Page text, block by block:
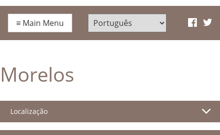
≡ Main Menu
Morelos
Localização